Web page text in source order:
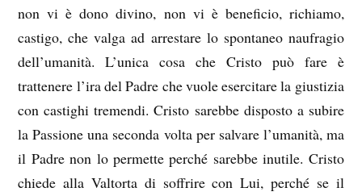
non vi è dono divino, non vi è beneficio, richiamo,
castigo, che valga ad arrestare lo spontaneo naufragio
dell’umanità. L’unica cosa che Cristo può fare è
trattenere l’ira del Padre che vuole esercitare la giustizia
con castighi tremendi. Cristo sarebbe disposto a subire
la Passione una seconda volta per salvare l’umanità, ma
il Padre non lo permette perché sarebbe inutile. Cristo
chiede alla Valtorta di soffrire con Lui, perché se il